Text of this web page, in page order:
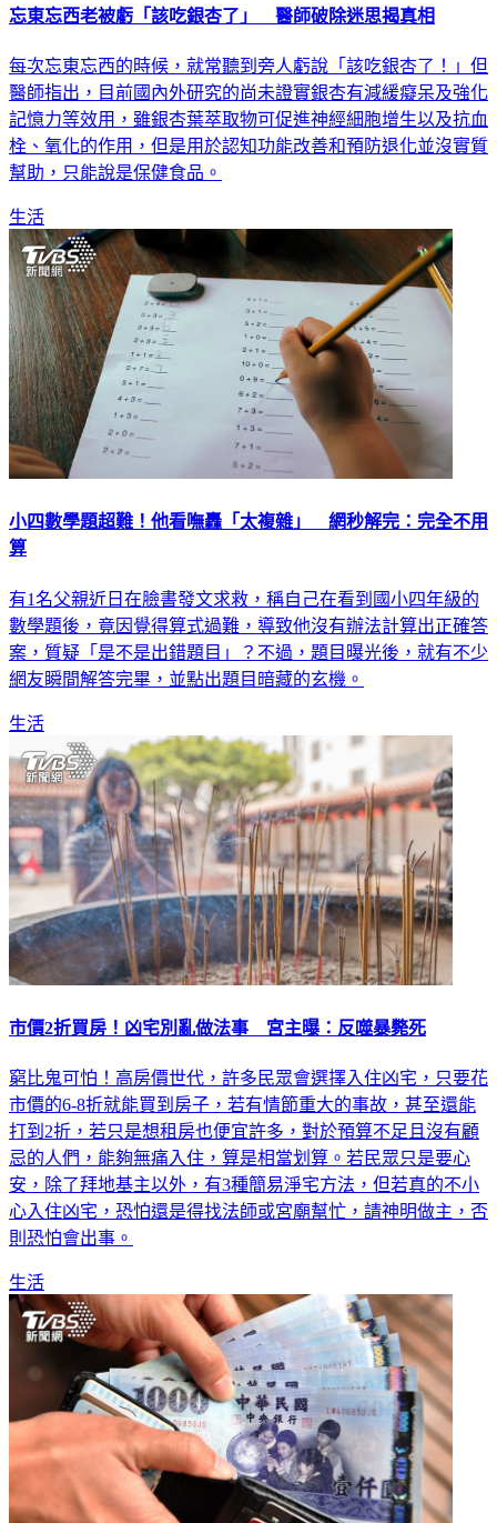
忘東忘西老被虧「該吃銀杏了」 醫師破除迷思揭真相
每次忘東忘西的時候，就常聽到旁人虧說「該吃銀杏了！」但
醫師指出，目前國內外研究的尚未證實銀杏有減緩癡呆及強化
記憶力等效用，雖銀杏葉萃取物可促進神經細胞增生以及抗血
栓、氧化的作用，但是用於認知功能改善和預防退化並沒實質
幫助，只能說是保健食品。
生活
小四數學題超難！他看嘸轟「太複雜」 網秒解完：完全不用
算
有1名父親近日在臉書發文求救，稱自己在看到國小四年級的
數學題後，竟因覺得算式過難，導致他沒有辦法計算出正確答
案，質疑「是不是出錯題目」？不過，題目曝光後，就有不少
網友瞬間解答完畢，並點出題目暗藏的玄機。
生活
市價2折買房！凶宅別亂做法事 宮主曝：反噬暴斃死
窮比鬼可怕！高房價世代，許多民眾會選擇入住凶宅，只要花
市價的6-8折就能買到房子，若有情節重大的事故，甚至還能
打到2折，若只是想租房也便宜許多，對於預算不足且沒有顧
忌的人們，能夠無痛入住，算是相當划算。若民眾只是要心
安，除了拜地基主以外，有3種簡易淨宅方法，但若真的不小
心入住凶宅，恐怕還是得找法師或宮廟幫忙，請神明做主，否
則恐怕會出事。
生活